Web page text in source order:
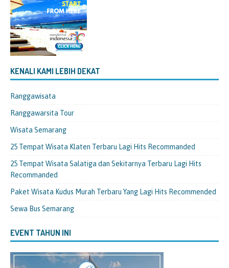
KENALI KAMI LEBIH DEKAT
Ranggawisata
Ranggawarsita Tour
Wisata Semarang
25 Tempat Wisata Klaten Terbaru Lagi Hits Recommanded
25 Tempat Wisata Salatiga dan Sekitarnya Terbaru Lagi Hits
Recommanded
Paket Wisata Kudus Murah Terbaru Yang Lagi Hits Recommended
Sewa Bus Semarang
EVENT TAHUN INI